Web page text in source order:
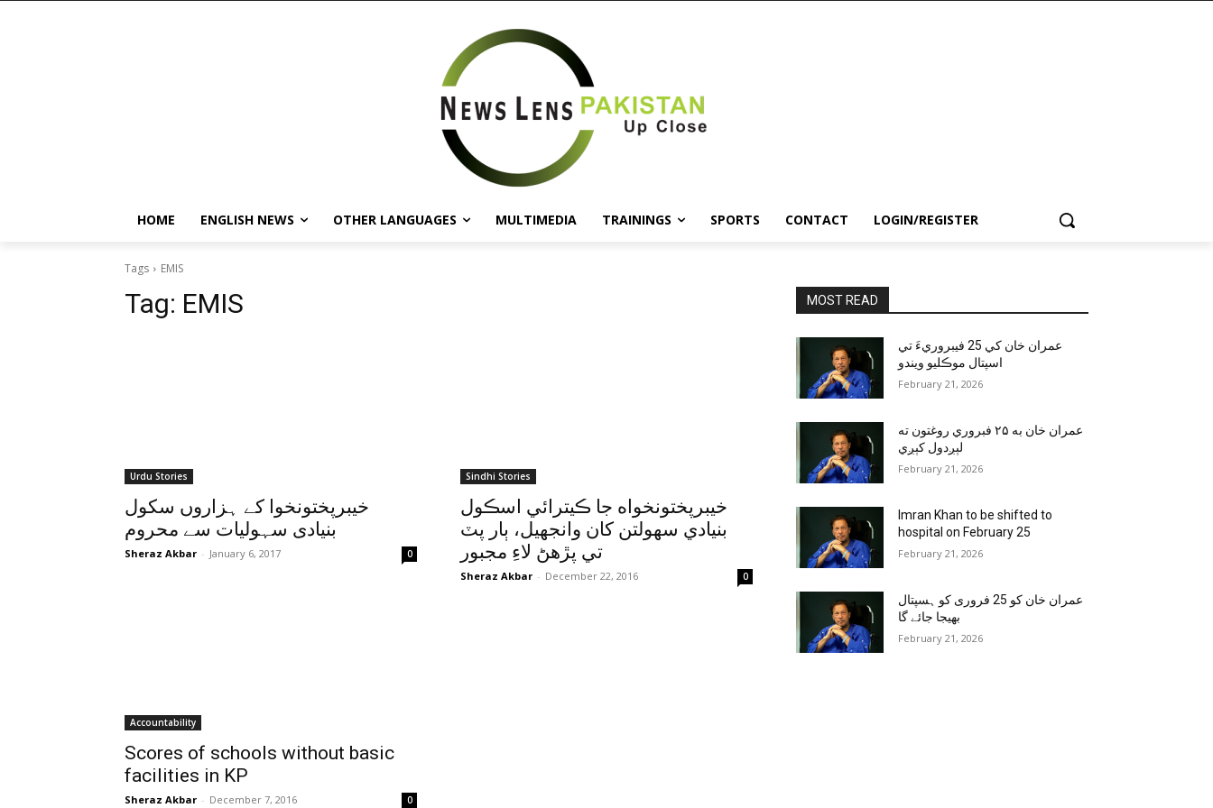
HOME ENGLISH NEWS OTHER LANGUAGES MULTIMEDIA TRAININGS SPORTS CONTACT LOGIN/REGISTER
Tags EMIS
Tag: EMIS
Urdu Stories
خیبرپختونخوا کے ہزاروں سکول
بنیادی سہولیات سے محروم
Sheraz Akbar - January 6, 2017 0
Sindhi Stories
خيبرپختونخواه جا ڪيترائي اسڪول
بنيادي سهولتن کان وانجهيل، ٻار پٽ
تي پڙهڻ لاءِ مجبور
Sheraz Akbar - December 22, 2016 0
Accountability
Scores of schools without basic
facilities in KP
Sheraz Akbar - December 7, 2016 0
MOST READ
عمران خان کي 25 فيبروريءَ تي
اسپتال موڪليو ويندو
February 21, 2026
عمران خان به ۲۵ فبروري روغتون ته
لېږدول کېږي
February 21, 2026
Imran Khan to be shifted to
hospital on February 25
February 21, 2026
عمران خان کو 25 فروری کو ہسپتال
بھیجا جائے گا
February 21, 2026